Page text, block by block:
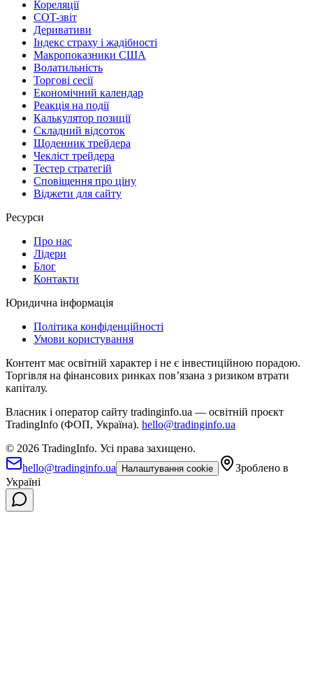
Кореляції
COT-звіт
Деривативи
Індекс страху і жадібності
Макропоказники США
Волатильність
Торгові сесії
Економічний календар
Реакція на події
Калькулятор позиції
Складний відсоток
Щоденник трейдера
Чекліст трейдера
Тестер стратегій
Сповіщення про ціну
Віджети для сайту
Ресурси
Про нас
Лідери
Блог
Контакти
Юридична інформація
Політика конфіденційності
Умови користування
Контент має освітній характер і не є інвестиційною порадою.
Торгівля на фінансових ринках повʼязана з ризиком втрати
капіталу.
Власник і оператор сайту tradinginfo.ua — освітній проєкт
TradingInfo (ФОП, Україна). hello@tradinginfo.ua
© 2026 TradingInfo. Усі права захищено.
hello@tradinginfo.ua
Налаштування cookie
Зроблено в
Україні